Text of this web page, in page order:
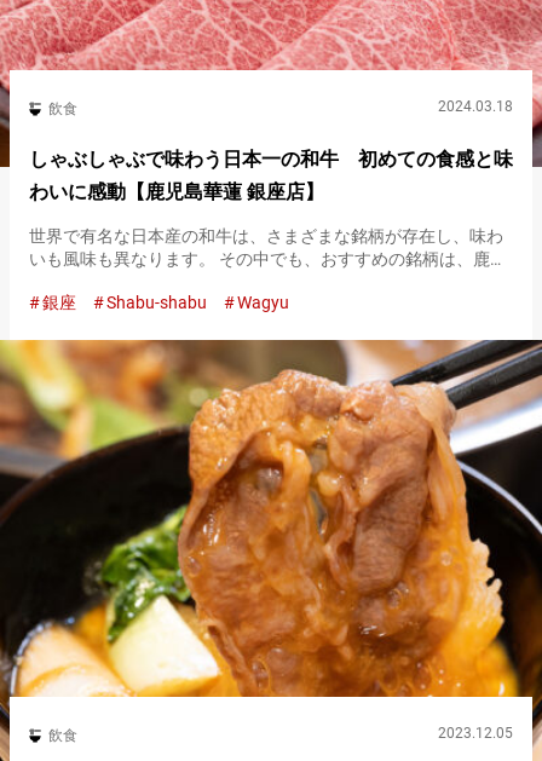
飲食 2024.03.18
しゃぶしゃぶで味わう日本一の和牛 初めての食感と味
わいに感動【鹿児島華蓮 銀座店】
世界で有名な日本産の和牛は、さまざまな銘柄が存在し、味わ
いも風味も異なります。 その中でも、おすすめの銘柄は、鹿児
会で日本一に輝いた実績があり、肉質、食感、脂身とのバラン
銀座 Shabu-shabu Wagyu
飲食 2023.12.05